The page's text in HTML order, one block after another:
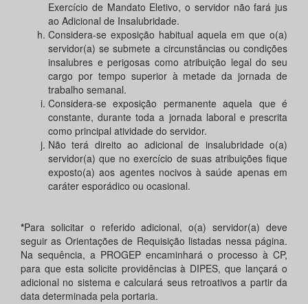
Exercício de Mandato Eletivo, o servidor não fará jus
ao Adicional de Insalubridade.
Considera-se exposição habitual aquela em que o(a)
servidor(a) se submete a circunstâncias ou condições
insalubres e perigosas como atribuição legal do seu
cargo por tempo superior à metade da jornada de
trabalho semanal.
Considera-se exposição permanente aquela que é
constante, durante toda a jornada laboral e prescrita
como principal atividade do servidor.
Não terá direito ao adicional de insalubridade o(a)
servidor(a) que no exercício de suas atribuições fique
exposto(a) aos agentes nocivos à saúde apenas em
caráter esporádico ou ocasional.
*Para solicitar o referido adicional, o(a) servidor(a) deve
seguir as Orientações de Requisição listadas nessa página.
Na sequência, a PROGEP encaminhará o processo à CP,
para que esta solicite providências à DIPES, que lançará o
adicional no sistema e calculará seus retroativos a partir da
data determinada pela portaria.